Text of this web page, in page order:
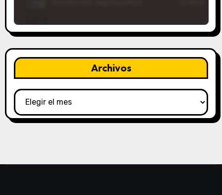
Archivos
Archivos